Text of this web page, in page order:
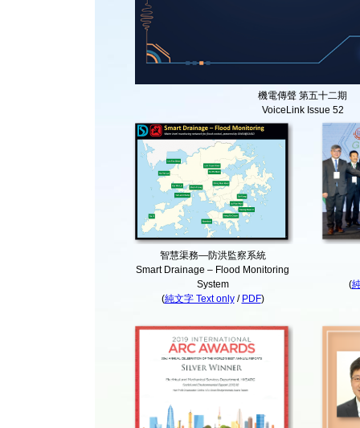
機電傳聲 第五十二期
VoiceLink Issue 52
智慧渠務—防洪監察系統
Smart Drainage – Flood Monitoring
System
(純文字 Text only/ PDF)
(